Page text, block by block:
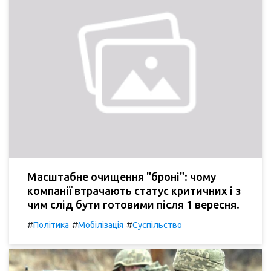
Масштабне очищення "броні": чому
компанії втрачають статус критичних і з
чим слід бути готовими після 1 вересня.
#Політика #Мобілізація #Суспільство